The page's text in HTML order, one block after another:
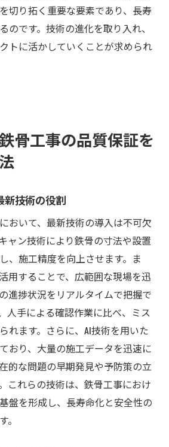
切り拓く重要な要素であり、長寿
のです。技術の進化を取り入れ、
トに活かしていくことが求められ
骨工事の品質保証を
新技術の役割
おいて、最新技術の導入は不可欠
ャン技術により鉄骨の寸法や設置
、施工精度を向上させます。ま
用することで、広範囲な現場を迅
進捗状況をリアルタイムで把握で
人手による確認作業に比べ、ミス
れます。さらに、AI技術を用いた
おり、大量の施工データを迅速に
的な問題の早期発見や予防策の立
これらの技術は、鉄骨工事におけ
盤を形成し、長寿命化と安全性の
。